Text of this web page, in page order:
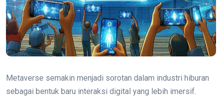
Metaverse semakin menjadi sorotan dalam industri hiburan
sebagai bentuk baru interaksi digital yang lebih imersif.